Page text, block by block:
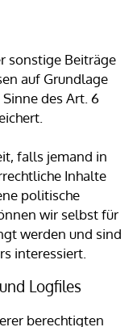
sonstige Beiträge
auf Grundlage
des Art. 6
falls jemand in
Inhalte
politische
wir selbst für
werden und sind
interessiert.
Logfiles
berechtigten